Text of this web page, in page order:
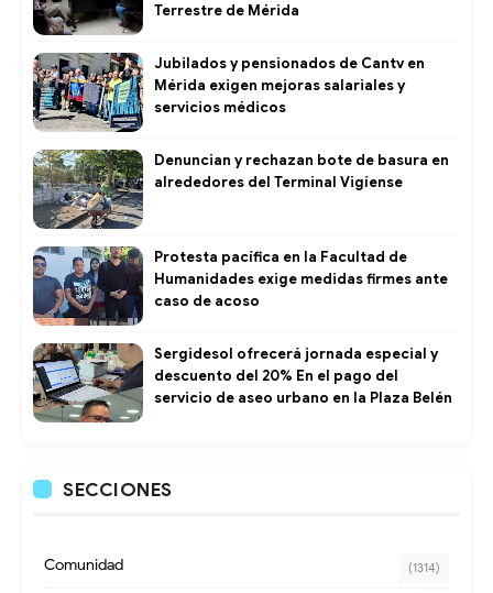
Terrestre de Mérida
Jubilados y pensionados de Cantv en
Mérida exigen mejoras salariales y
servicios médicos
Denuncian y rechazan bote de basura en
alrededores del Terminal Vigíense
Protesta pacífica en la Facultad de
Humanidades exige medidas firmes ante
caso de acoso
Sergidesol ofrecerá jornada especial y
descuento del 20% En el pago del
servicio de aseo urbano en la Plaza Belén
SECCIONES
Comunidad (1314)